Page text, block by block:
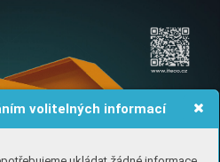
volitelných informací